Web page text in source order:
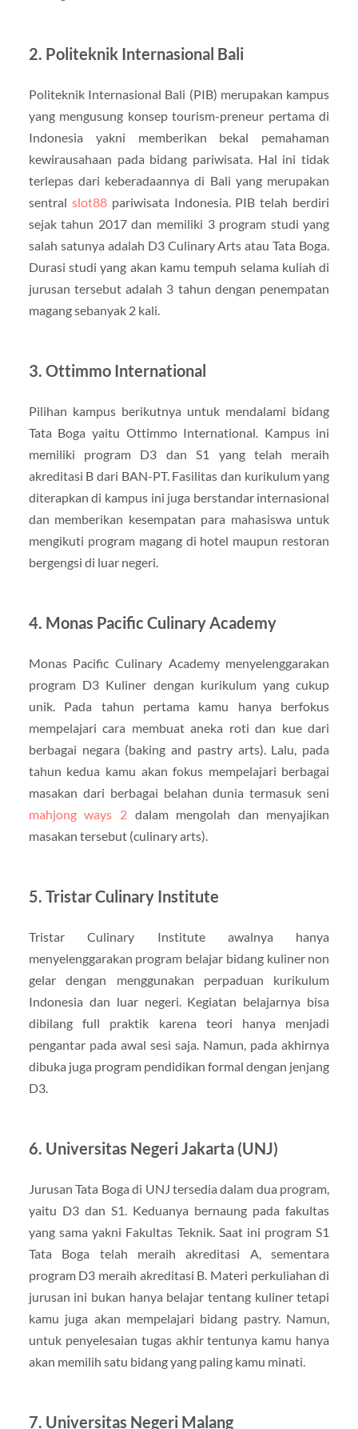
2. Politeknik Internasional Bali
Politeknik Internasional Bali (PIB) merupakan kampus
yang mengusung konsep tourism-preneur pertama di
Indonesia yakni memberikan bekal pemahaman
kewirausahaan pada bidang pariwisata. Hal ini tidak
terlepas dari keberadaannya di Bali yang merupakan
sentral slot88pariwisata Indonesia. PIB telah berdiri
sejak tahun 2017 dan memiliki 3 program studi yang
salah satunya adalah D3 Culinary Arts atau Tata Boga.
Durasi studi yang akan kamu tempuh selama kuliah di
jurusan tersebut adalah 3 tahun dengan penempatan
magang sebanyak 2 kali.
3. Ottimmo International
Pilihan kampus berikutnya untuk mendalami bidang
Tata Boga yaitu Ottimmo International. Kampus ini
memiliki program D3 dan S1 yang telah meraih
akreditasi B dari BAN-PT. Fasilitas dan kurikulum yang
diterapkan di kampus ini juga berstandar internasional
dan memberikan kesempatan para mahasiswa untuk
mengikuti program magang di hotel maupun restoran
bergengsi di luar negeri.
4. Monas Pacific Culinary Academy
Monas Pacific Culinary Academy menyelenggarakan
program D3 Kuliner dengan kurikulum yang cukup
unik. Pada tahun pertama kamu hanya berfokus
mempelajari cara membuat aneka roti dan kue dari
berbagai negara (baking and pastry arts). Lalu, pada
tahun kedua kamu akan fokus mempelajari berbagai
masakan dari berbagai belahan dunia termasuk seni
mahjong ways 2dalam mengolah dan menyajikan
masakan tersebut (culinary arts).
5. Tristar Culinary Institute
Tristar Culinary Institute awalnya hanya
menyelenggarakan program belajar bidang kuliner non
gelar dengan menggunakan perpaduan kurikulum
Indonesia dan luar negeri. Kegiatan belajarnya bisa
dibilang full praktik karena teori hanya menjadi
pengantar pada awal sesi saja. Namun, pada akhirnya
dibuka juga program pendidikan formal dengan jenjang
D3.
6. Universitas Negeri Jakarta (UNJ)
Jurusan Tata Boga di UNJ tersedia dalam dua program,
yaitu D3 dan S1. Keduanya bernaung pada fakultas
yang sama yakni Fakultas Teknik. Saat ini program S1
Tata Boga telah meraih akreditasi A, sementara
program D3 meraih akreditasi B. Materi perkuliahan di
jurusan ini bukan hanya belajar tentang kuliner tetapi
kamu juga akan mempelajari bidang pastry. Namun,
untuk penyelesaian tugas akhir tentunya kamu hanya
akan memilih satu bidang yang paling kamu minati.
7. Universitas Negeri Malang